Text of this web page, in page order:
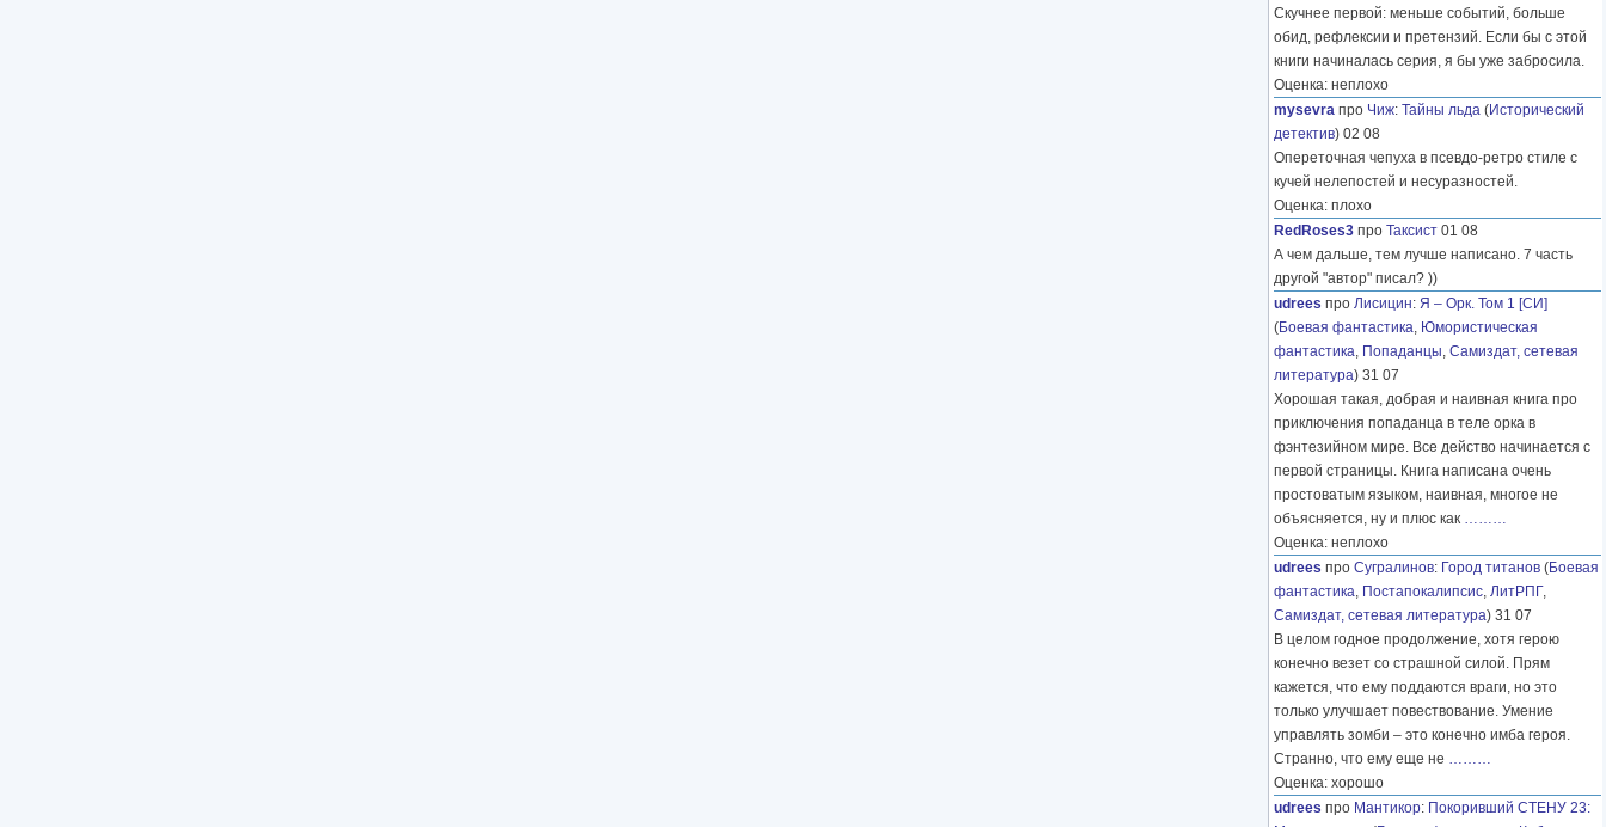
Скучнее первой: меньше событий, больше
обид, рефлексии и претензий. Если бы с этой
книги начиналась серия, я бы уже забросила.
Оценка: неплохо
mysevra про Чиж: Тайны льда (Исторический
детектив) 02 08
Опереточная чепуха в псевдо-ретро стиле с
кучей нелепостей и несуразностей.
Оценка: плохо
RedRoses3 про Таксист 01 08
А чем дальше, тем лучше написано. 7 часть
другой "автор" писал? ))
udrees про Лисицин: Я – Орк. Том 1 [СИ]
(Боевая фантастика, Юмористическая
фантастика, Попаданцы, Самиздат, сетевая
литература) 31 07
Хорошая такая, добрая и наивная книга про
приключения попаданца в теле орка в
фэнтезийном мире. Все действо начинается с
первой страницы. Книга написана очень
простоватым языком, наивная, многое не
объясняется, ну и плюс как ………
Оценка: неплохо
udrees про Сугралинов: Город титанов (Боевая
фантастика, Постапокалипсис, ЛитРПГ,
Самиздат, сетевая литература) 31 07
В целом годное продолжение, хотя герою
конечно везет со страшной силой. Прям
кажется, что ему поддаются враги, но это
только улучшает повествование. Умение
управлять зомби – это конечно имба героя.
Странно, что ему еще не ………
Оценка: хорошо
udrees про Мантикор: Покоривший СТЕНУ 23: